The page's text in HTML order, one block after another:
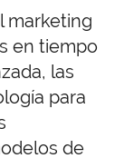
marketing
en tiempo
las
para
de